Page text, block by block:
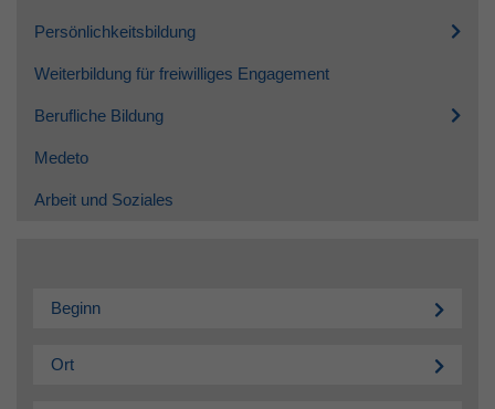
Persönlichkeitsbildung
Weiterbildung für freiwilliges Engagement
Berufliche Bildung
Medeto
Arbeit und Soziales
Beginn
Ort